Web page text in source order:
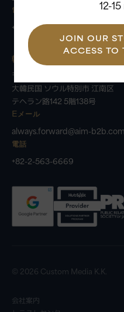
電話
+81-(0)3-4540-7730
韓国事務所
〒06236
大韓民国 ソウル特別市 江南区
テヘラン路142 5階138号
Eメール
always.forward@aim-b2b.com
電話
+82-2-563-6669
© 2026 Custom Media K.K.
会社案内
12-
JOIN OUR
ACCESS TO